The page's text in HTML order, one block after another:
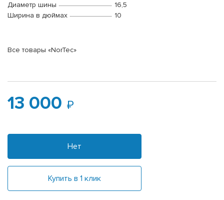
Диаметр шины
16,5
Ширина в дюймах
10
Все товары «NorTec»
13 000
Нет
Купить в 1 клик